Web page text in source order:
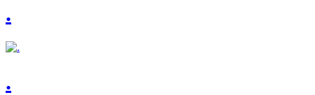
.
.